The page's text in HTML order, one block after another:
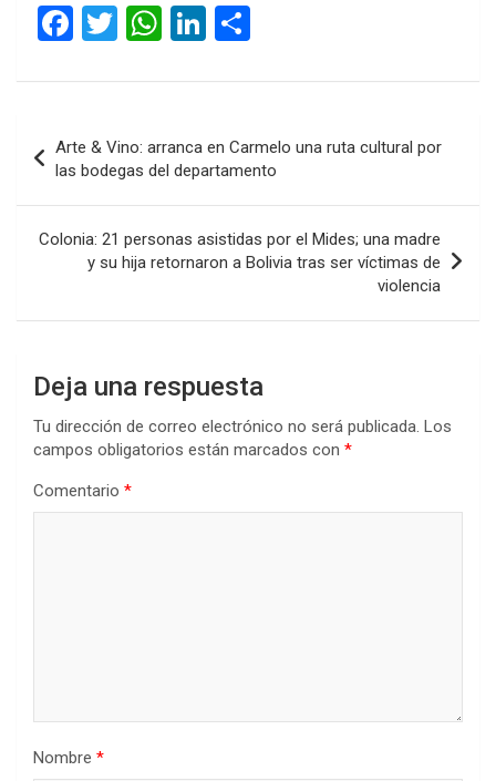
F
ce
o
o
k
T
tt
W
at
A
p
p
Li
ke
n
m
ar
tir
de
entradas
Arte & Vino: arranca en Carmelo una ruta cultural por
las bodegas del departamento
Colonia: 21 personas asistidas por el Mides; una madre
y su hija retornaron a Bolivia tras ser víctimas de
violencia
Deja una respuesta
Tu dirección de correo electrónico no será publicada. Los
campos obligatorios están marcados con *
Comentario *
Nombre *